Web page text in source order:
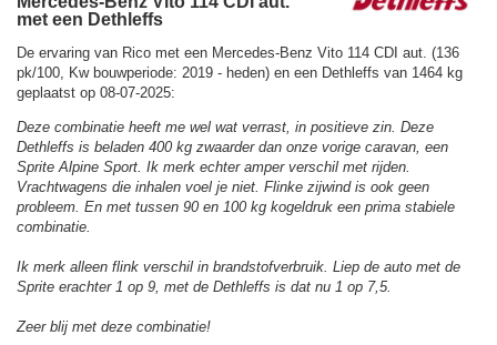
met een Dethleffs
De ervaring van Rico met een Mercedes-Benz Vito 114 CDI aut. (136
pk/100, Kw bouwperiode: 2019 - heden) en een Dethleffs van 1464 kg
geplaatst op 08-07-2025:
Deze combinatie heeft me wel wat verrast, in positieve zin. Deze
Dethleffs is beladen 400 kg zwaarder dan onze vorige caravan, een
Sprite Alpine Sport. Ik merk echter amper verschil met rijden.
Vrachtwagens die inhalen voel je niet. Flinke zijwind is ook geen
probleem. En met tussen 90 en 100 kg kogeldruk een prima stabiele
combinatie.
Ik merk alleen flink verschil in brandstofverbruik. Liep de auto met de
Sprite erachter 1 op 9, met de Dethleffs is dat nu 1 op 7,5.
Zeer blij met deze combinatie!